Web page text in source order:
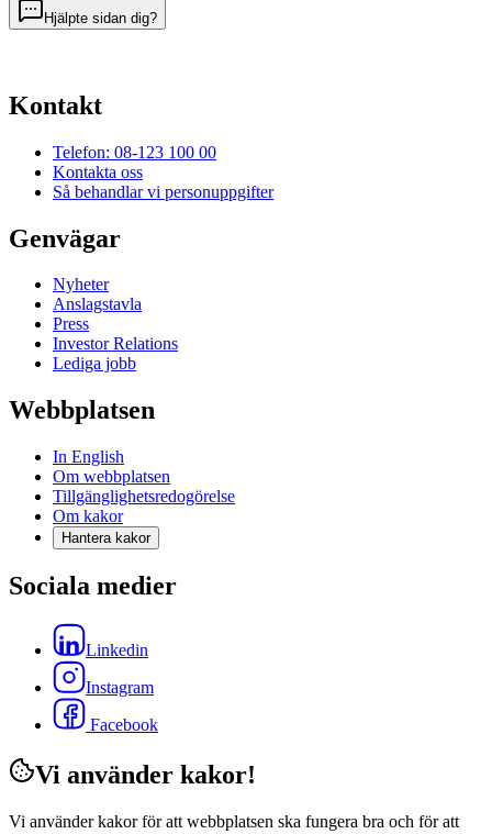
Hjälpte sidan dig?
Kontakt
Telefon: 08-123 100 00
Kontakta oss
Så behandlar vi personuppgifter
Genvägar
Nyheter
Anslagstavla
Press
Investor Relations
Lediga jobb
Webbplatsen
In English
Om webbplatsen
Tillgänglighetsredogörelse
Om kakor
Hantera kakor
Sociala medier
Linkedin
Instagram
Facebook
Vi använder kakor!
Vi använder kakor för att webbplatsen ska fungera bra och för att